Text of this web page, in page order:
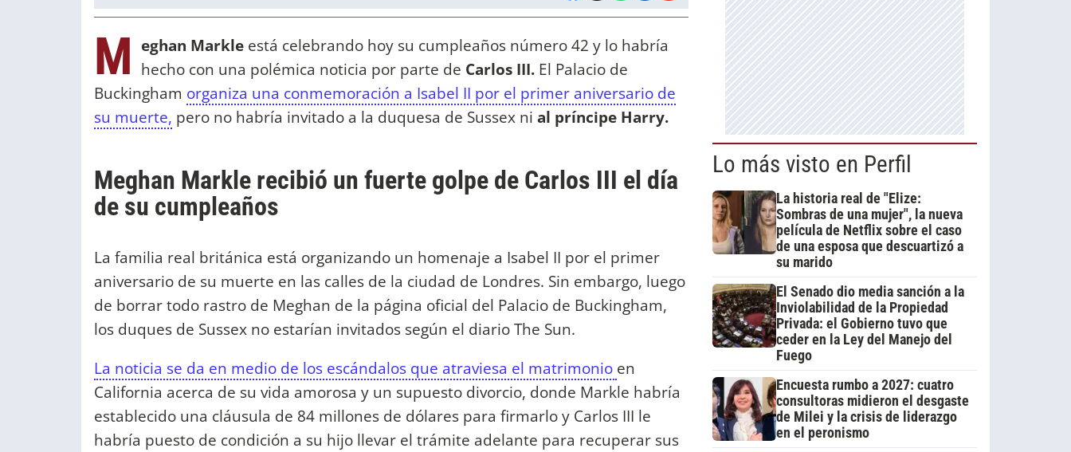
M eghan Markle está celebrando hoy su cumpleaños número 42 y lo habría
hecho con una polémica noticia por parte de Carlos III. El Palacio de
Buckingham organiza una conmemoración a Isabel II por el primer aniversario de
su muerte, pero no habría invitado a la duquesa de Sussex ni al príncipe Harry.
Meghan Markle recibió un fuerte golpe de Carlos III el día
de su cumpleaños
La familia real británica está organizando un homenaje a Isabel II por el primer
aniversario de su muerte en las calles de la ciudad de Londres. Sin embargo, luego
de borrar todo rastro de Meghan de la página oficial del Palacio de Buckingham,
los duques de Sussex no estarían invitados según el diario The Sun.
La noticia se da en medio de los escándalos que atraviesa el matrimonio en
California acerca de su vida amorosa y un supuesto divorcio, donde Markle habría
establecido una cláusula de 84 millones de dólares para firmarlo y Carlos III le
habría puesto de condición a su hijo llevar el trámite adelante para recuperar sus
Lo más visto en Perfil
La historia real de "Elize:
Sombras de una mujer", la nueva
película de Netflix sobre el caso
de una esposa que descuartizó a
su marido
El Senado dio media sanción a la
Inviolabilidad de la Propiedad
Privada: el Gobierno tuvo que
ceder en la Ley del Manejo del
Fuego
Encuesta rumbo a 2027: cuatro
consultoras midieron el desgaste
de Milei y la crisis de liderazgo
en el peronismo